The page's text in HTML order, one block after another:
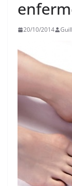
20/10/2014